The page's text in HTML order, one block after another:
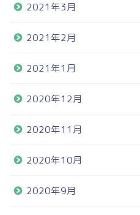
2021年3月
2021年2月
2021年1月
2020年12月
2020年11月
2020年10月
2020年9月